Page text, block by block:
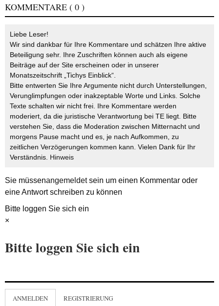
KOMMENTARE ( 0 )
Liebe Leser!
Wir sind dankbar für Ihre Kommentare und schätzen Ihre aktive
Beteiligung sehr. Ihre Zuschriften können auch als eigene
Beiträge auf der Site erscheinen oder in unserer
Monatszeitschrift „Tichys Einblick“.
Bitte entwerten Sie Ihre Argumente nicht durch Unterstellungen,
Verunglimpfungen oder inakzeptable Worte und Links. Solche
Texte schalten wir nicht frei. Ihre Kommentare werden
moderiert, da die juristische Verantwortung bei TE liegt. Bitte
verstehen Sie, dass die Moderation zwischen Mitternacht und
morgens Pause macht und es, je nach Aufkommen, zu
zeitlichen Verzögerungen kommen kann. Vielen Dank für Ihr
Verständnis. Hinweis
Sie müssenangemeldetsein um einen Kommentar oder
eine Antwort schreiben zu können
Bitte loggen Sie sich ein
×
Bitte loggen Sie sich ein
ANMELDEN REGISTRIERUNG